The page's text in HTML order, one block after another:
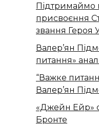
Підтримаймо
присвоєння
звання Героя
Валер’ян
питання»
“Важке
Валер’ян
«Джейн Ейр»
Бронте